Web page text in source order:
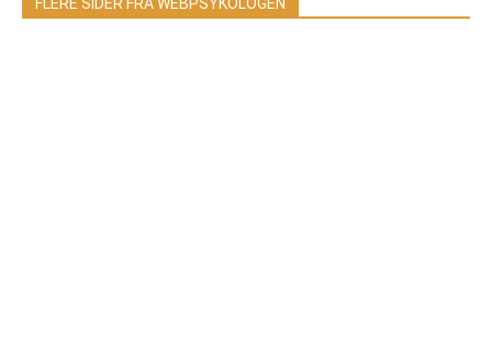
FLERE SIDER FRA WEBPSYKOLOGEN